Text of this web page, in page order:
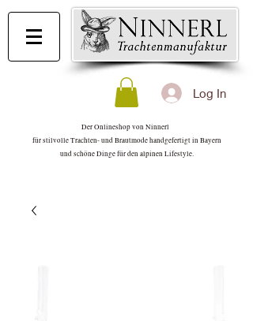
Log In
Der Onlineshop von Ninnerl
für stilvolle Trachten- und Brautmode handgefertigt in Bayern
und schöne Dinge für den alpinen Lifestyle.